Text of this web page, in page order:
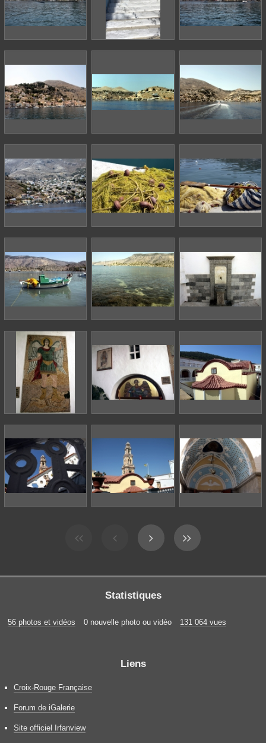
Statistiques
56 photos et vidéos 0 nouvelle photo ou vidéo 131 064 vues
Liens
Croix-Rouge Française
Forum de iGalerie
Site officiel Irfanview